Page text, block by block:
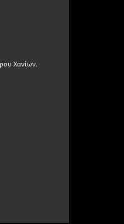
Χανίων.